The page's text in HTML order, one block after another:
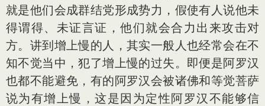
就是他们会成群结党形成势力，假使有人说他未
得谓得、未证言证，他们就会合力出来攻击对
方。讲到增上慢的人，其实一般人也经常会在不
知不觉当中，犯了增上慢的过失。即便是阿罗汉
也都不能避免，有的阿罗汉会被诸佛和等觉菩萨
说为有增上慢，这是因为定性阿罗汉不能够信